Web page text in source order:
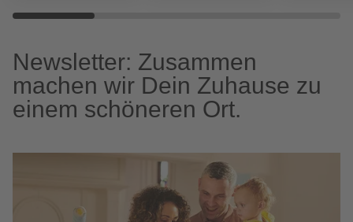
Newsletter: Zusammen
machen wir Dein Zuhause zu
einem schöneren Ort.